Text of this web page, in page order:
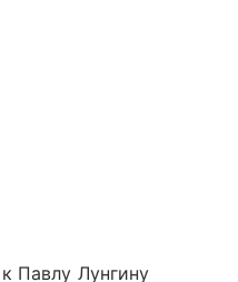
Павлу Лунгину